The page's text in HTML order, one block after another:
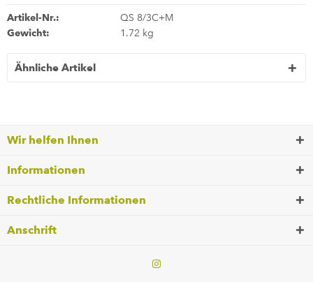
Artikel-Nr.: QS 8/3C+M
Gewicht: 1.72 kg
Ähnliche Artikel
Wir helfen Ihnen
Informationen
Rechtliche Informationen
Anschrift